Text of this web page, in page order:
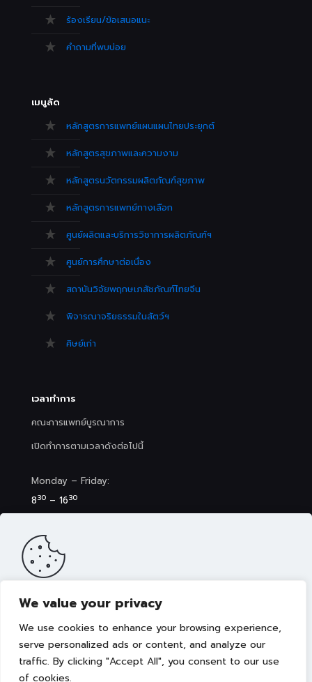
We value your privacy
We use cookies to enhance your browsing experience,
serve personalized ads or content, and analyze our
traffic. By clicking "Accept All", you consent to our use
of cookies.
ร้องเรียน/ข้อเสนอแนะ
คำถามที่พบบ่อย
เมนูลัด
หลักสูตรการแพทย์แผนแผนไทยประยุกต์
หลักสูตรสุขภาพและความงาม
หลักสูตรนวัตกรรมผลิตภัณฑ์สุขภาพ
หลักสูตรการแพทย์ทางเลือก
ศูนย์ผลิตและบริการวิชาการผลิตภัณฑ์ฯ
ศูนย์การศึกษาต่อเนื่อง
สถาบันวิจัยพฤกษเภสัชภัณฑ์ไทยจีน
พิจารณาจริยธรรมในสัตว์ฯ
ศิษย์เก่า
เวลาทำการ
คณะการแพทย์บูรณาการ
เปิดทำการตามเวลาดังต่อไปนี้
Monday – Friday:
830 – 1630
8 30– 17
Copyright © 2022 คณะการแพทย์บูรณาการ มหาวิทยาลัย
เว็บไซต์นี้มีการจัดเก็บคุกกี้เพื่อมอบประสบการณ์การใช้งานเว็บไซต์ของ
ขาย เลือกเนื้อหาที่เหมาะสมให้กับคุณอย่างเป็นส่วนตัว ท่านสามารถศึกษา
นโยบายการใช้คุกกี้ (Cookies Policy)ได้ที่ลิงค์นี้ การใช้งานเว็บไซต์นี้
เป็นการยอมรับข้อกำหนดและยินยอมให้เราจัดเก็บคุ้กกี้ตามนโยบายที่แจ้ง
ในเบื้องต้น